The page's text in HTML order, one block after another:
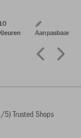
Aanpasbaar
/5) Trusted Shops